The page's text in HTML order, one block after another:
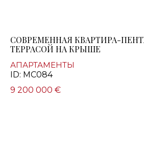
СОВРЕМЕННАЯ КВАРТИРА-
ТЕРРАСОЙ НА КРЫШЕ
АПАРТАМЕНТЫ
ID: MC084
9 200 000 €